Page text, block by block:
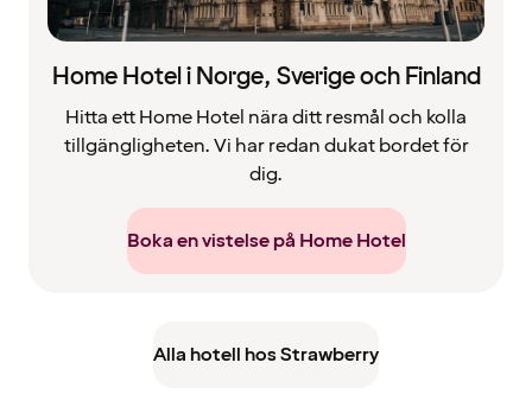
Home Hotel i Norge, Sverige och Finland
Hitta ett Home Hotel nära ditt resmål och kolla
tillgängligheten. Vi har redan dukat bordet för
dig.
Boka en vistelse på Home Hotel
Alla hotell hos Strawberry